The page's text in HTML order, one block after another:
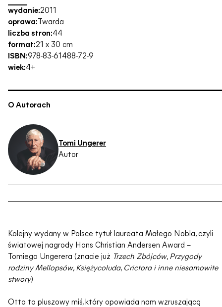
wydanie:2011
oprawa: Twarda
liczba stron:44
format:21 x 30 cm
ISBN:978-83-61488-72-9
wiek:4+
O Autorach
Tomi Ungerer
Autor
Kolejny wydany w Polsce tytuł laureata Małego Nobla, czyli
światowej nagrody Hans Christian Andersen Award –
Tomiego Ungerera (znacie już Trzech Zbójców, Przygody
rodziny Mellopsów, Księżycoluda, Crictora i inne niesamowite
stwory)
Otto to pluszowy miś, który opowiada nam wzruszającą